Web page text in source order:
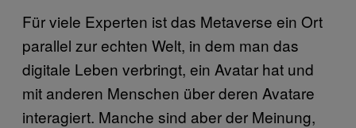
Für viele Experten ist das Metaverse ein Ort
parallel zur echten Welt, in dem man das
digitale Leben verbringt, ein Avatar hat und
mit anderen Menschen über deren Avatare
interagiert. Manche sind aber der Meinung,